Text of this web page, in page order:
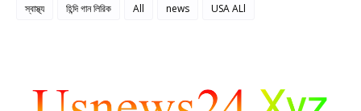
স্বাস্থ্য
হিন্দি গান লিরিক All news USA ALl